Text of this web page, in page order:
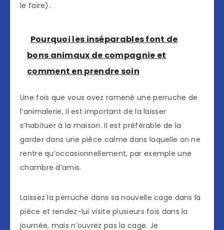
le faire).
Pourquoi les inséparables font de
bons animaux de compagnie et
comment en prendre soin
Une fois que vous avez ramené une perruche de
l’animalerie, il est important de la laisser
s’habituer à la maison. Il est préférable de la
garder dans une pièce calme dans laquelle on ne
rentre qu’occasionnellement, par exemple une
chambre d’amis.
Laissez la perruche dans sa nouvelle cage dans la
pièce et rendez-lui visite plusieurs fois dans la
journée, mais n’ouvrez pas la cage. Je